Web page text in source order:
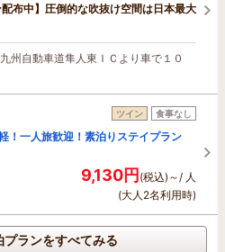
配布中】圧倒的な吹抜け空間は日本最大
州自動車道隼人東ＩＣより車で１０
ツイン 食事なし
！一人旅歓迎！素泊りステイプラン
9,130円(税込)～/ 人
(大人2名利用時)
プランをすべてみる